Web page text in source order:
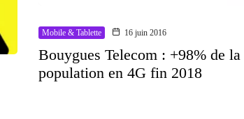
Mobile & Tablette 16 juin 2016
Bouygues Telecom : +98% de la
population en 4G fin 2018